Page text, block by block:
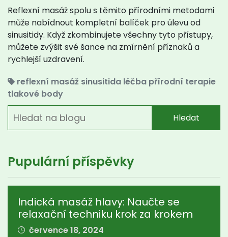
Reflexní masáž spolu s těmito přírodními metodami
může nabídnout kompletní balíček pro úlevu od
sinusitidy. Když zkombinujete všechny tyto přístupy,
můžete zvýšit své šance na zmírnění příznaků a
rychlejší uzdravení.
reflexní masáž sinusitida léčba přírodní terapie
tlakové body
Hledat
Pupulární příspěvky
Indická masáž hlavy: Naučte se
relaxační techniku krok za krokem
července 18, 2024